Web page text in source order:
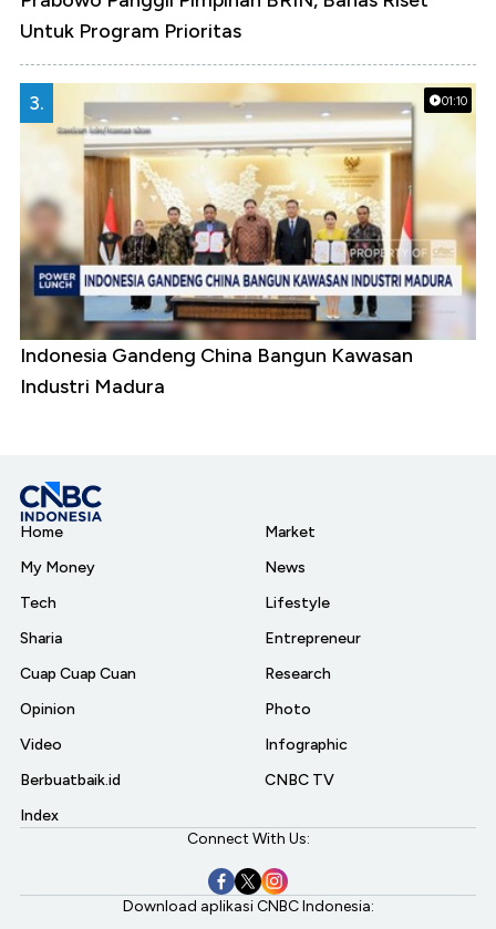
Untuk Program Prioritas
01:10
3.
Indonesia Gandeng China Bangun Kawasan
Industri Madura
Home
My Money
Tech
Sharia
Cuap Cuap Cuan
Opinion
Video
Berbuatbaik.id
Index
Market
News
Lifestyle
Entrepreneur
Research
Photo
Infographic
CNBC TV
Connect With Us:
Download aplikasi CNBC Indonesia: